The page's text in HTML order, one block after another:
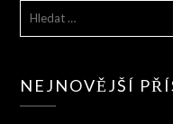
NEJNOVĚJŠÍ